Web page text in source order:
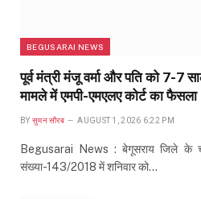
BEGUSARAI NEWS
पूर्व मंत्री मंजू वर्मा और पति को 7-7
मामले में एमपी-एमएलए कोर्ट का फैसला
BY सुमन सौरब AUGUST 1, 2026 6:22 PM
Begusarai News : बेगूसराय जिले के
संख्या-143/2018 में शनिवार को…